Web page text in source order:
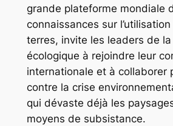
grande plateforme mondiale
connaissances sur
terres, invite les leaders de
écologique à rejoindre leur
internationale et à collaborer
contre la crise
qui dévaste déjà les
moyens de subsistance.